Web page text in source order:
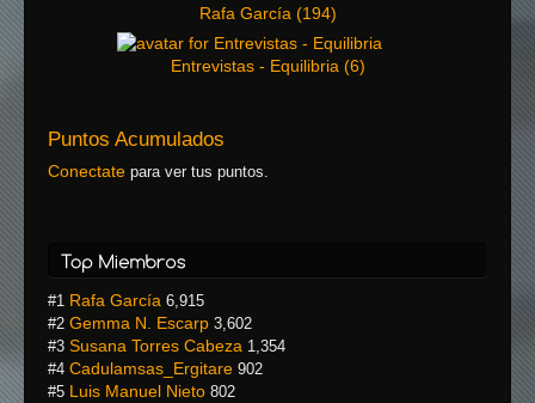
Rafa García (194)
Entrevistas - Equilibria (6)
Puntos Acumulados
Conectate para ver tus puntos.
#1 Rafa García 6,915
#2 Gemma N. Escarp 3,602
#3 Susana Torres Cabeza 1,354
#4 Cadulamsas_Ergitare 902
#5 Luis Manuel Nieto 802